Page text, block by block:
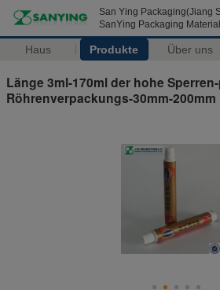
San Ying Packaging(Jiang
SanYing Packaging
Haus Produkte Über uns
Länge 3ml-170ml der hohe
Röhrenverpackungs-30mm-200mm